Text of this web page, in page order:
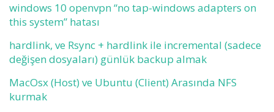
windows 10 openvpn “no tap-windows adapters on
this system” hatası
hardlink, ve Rsync + hardlink ile incremental (sadece
değişen dosyaları) günlük backup almak
MacOsx (Host) ve Ubuntu (Client) Arasında NFS
kurmak